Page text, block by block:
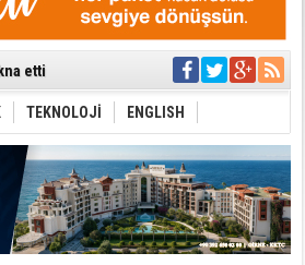
etti
toplantıya
aday
ilerleme
etmiyor
hesabı
TEKNOLOJİ ENGLISH